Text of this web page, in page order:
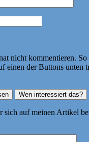
nicht kommentieren.
der Buttons unten
sich auf meinen Artikel